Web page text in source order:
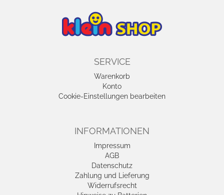
SERVICE
Warenkorb
Konto
Cookie-Einstellungen bearbeiten
INFORMATIONEN
Impressum
AGB
Datenschutz
Zahlung und Lieferung
Widerrufsrecht